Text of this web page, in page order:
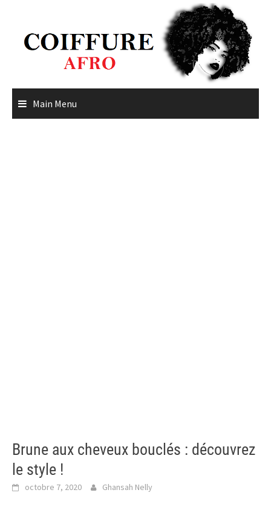
content
Main Menu
Brune aux cheveux bouclés : découvrez
le style !
octobre 7, 2020 Ghansah Nelly